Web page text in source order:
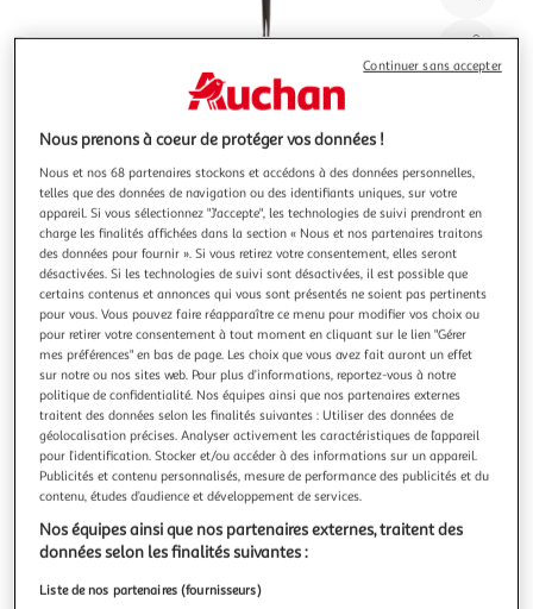
à
100
le
FEERIC LIGHT & CHRISTMAS
Décoration de sapin de Noël design palmier Jungle
électro
Qui dit Noël dit décoration de Noël pour le plaisir des
petits et des grands ! Laissez vous tenter par cette
suspension de Noël et entrez dans la magie des fêtesFICHE
TECHNIQUE- Suspension en métal.- Cordon en
tissu.CARACTERISTIQUES TECHNIQUES- Dimensions : L.
11,5 x H. 9,5 cm.- Poids : 0,02 kg.
En savoir +
Vendu parToilinux
Couleur
Argent
Taille unique
Nous prenons à coeur de protéger vos données !
Nous et nos 68 partenaires stockons et accédons à des données personnelles,
telles que des données de navigation ou des identifiants uniques, sur votre
appareil. Si vous sélectionnez "J'accepte", les technologies de suivi prendront en
charge les finalités affichées dans la section « Nous et nos partenaires traitons
des données pour fournir ». Si vous retirez votre consentement, elles seront
désactivées. Si les technologies de suivi sont désactivées, il est possible que
certains contenus et annonces qui vous sont présentés ne soient pas pertinents
pour vous. Vous pouvez faire réapparaître ce menu pour modifier vos choix ou
pour retirer votre consentement à tout moment en cliquant sur le lien "Gérer
mes préférences" en bas de page. Les choix que vous avez fait auront un effet
sur notre ou nos sites web. Pour plus d’informations, reportez-vous à notre
politique de confidentialité. Nos équipes ainsi que nos partenaires externes
traitent des données selon les finalités suivantes : Utiliser des données de
géolocalisation précises. Analyser activement les caractéristiques de l’appareil
pour l’identification. Stocker et/ou accéder à des informations sur un appareil.
Publicités et contenu personnalisés, mesure de performance des publicités et du
contenu, études d’audience et développement de services.
Nos équipes ainsi que nos partenaires externes, traitent des
données selon les finalités suivantes :
Liste de nos partenaires (fournisseurs)
Continuer sans accepter